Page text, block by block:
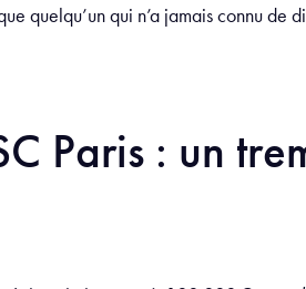
quelqu’un qui n’a jamais connu de
Paris : un